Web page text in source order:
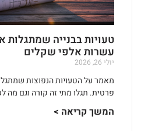
טעויות בבנייה שמתגלות
עשרות אלפי שקלים
יולי 26, 2026
מאמר על הטעויות הנפוצות
פרטית. תגלו מתי זה קורה וגם מה
המשך קריאה >